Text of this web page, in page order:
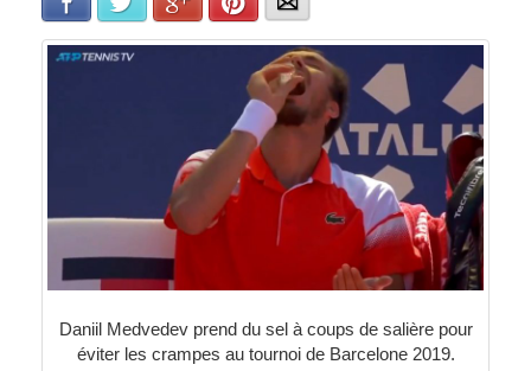
Daniil Medvedev prend du sel à coups de salière pour
éviter les crampes au tournoi de Barcelone 2019.